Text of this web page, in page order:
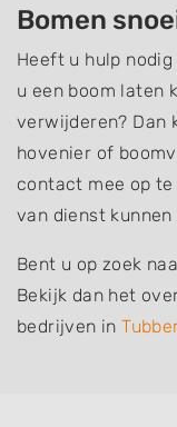
Bomen
Heeft u hulp
u een boom laten
verwijderen? Dan
hovenier of
contact mee op
van dienst kunnen
Bent u op zoek
Bekijk dan het
bedrijven in